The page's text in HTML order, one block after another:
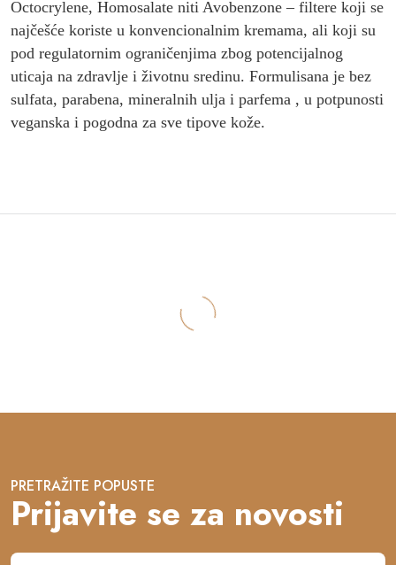
Octocrylene, Homosalate niti Avobenzone – filtere koji se
najčešće koriste u konvencionalnim kremama, ali koji su
pod regulatornim ograničenjima zbog potencijalnog
uticaja na zdravlje i životnu sredinu. Formulisana je bez
sulfata, parabena, mineralnih ulja i parfema , u potpunosti
veganska i pogodna za sve tipove kože.
PRETRAŽITE POPUSTE
Prijavite se za novosti